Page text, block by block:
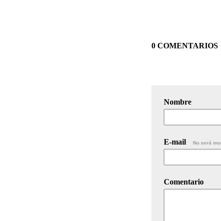
0 COMENTARIOS
Nombre
E-mail No será
Comentario